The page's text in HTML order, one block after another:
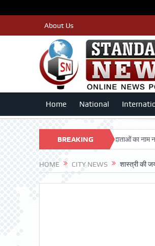
About Us
Home National
BREAKING
NEWS
TRUST पात्र मतदाताओं का नाम न कटे इसलिए
HOME CITY NEWS शास्त्री की